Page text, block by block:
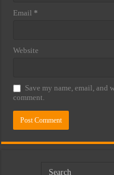
Email *
Website
Save my name, email, and
comment.